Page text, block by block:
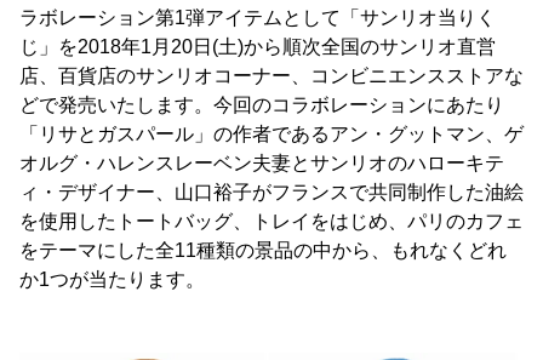
ラボレーション第1弾アイテムとして「サンリオ当りく
じ」を2018年1月20日(土)から順次全国のサンリオ直営
店、百貨店のサンリオコーナー、コンビニエンスストアな
どで発売いたします。今回のコラボレーションにあたり
「リサとガスパール」の作者であるアン・グットマン、ゲ
オルグ・ハレンスレーベン夫妻とサンリオのハローキテ
ィ・デザイナー、山口裕子がフランスで共同制作した油絵
を使用したトートバッグ、トレイをはじめ、パリのカフェ
をテーマにした全11種類の景品の中から、もれなくどれ
か1つが当たります。